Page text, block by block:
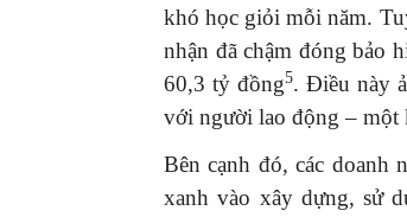
khó học giỏi mỗi năm.
nhận đã chậm đóng bảo
60,3 tỷ đồng5. Điều này
với người lao động – một
Bên cạnh đó, các doanh
xanh vào xây dựng, sử
16/01/2026